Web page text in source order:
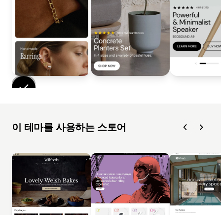
이 테마를 사용하는 스토어